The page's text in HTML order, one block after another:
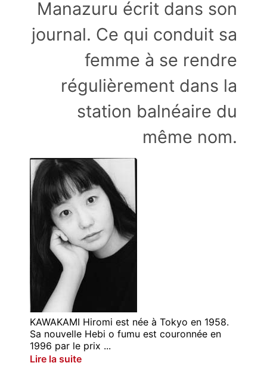
Manazuru écrit dans son
journal. Ce qui conduit sa
femme à se rendre
régulièrement dans la
station balnéaire du
même nom.
KAWAKAMI Hiromi est née à Tokyo en 1958.
Sa nouvelle Hebi o fumu est couronnée en
1996 par le prix ...
Lire la suite